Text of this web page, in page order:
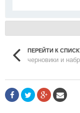
ПЕРЕЙТИ К
черновики и